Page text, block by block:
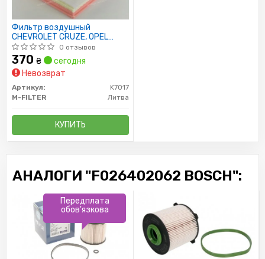
Фильтр воздушный
CHEVROLET CRUZE, OPEL
ASTRA J 09- (пр-во M-
FILTER)
0 отзывов
370 ₴
сегодня
Невозврат
Артикул:
K7017
M-FILTER
Литва
КУПИТЬ
АНАЛОГИ "F026402062 BOSCH":
Передплата
обов'язкова